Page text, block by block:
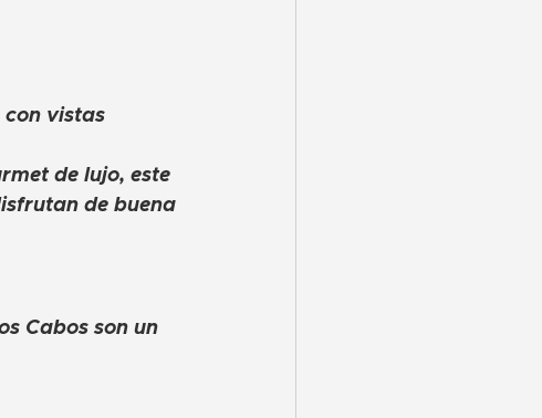
con vistas
de lujo, este
de buena
Cabos son un